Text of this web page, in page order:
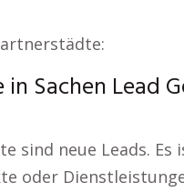
Sachen Lead
sind neue Leads.
oder